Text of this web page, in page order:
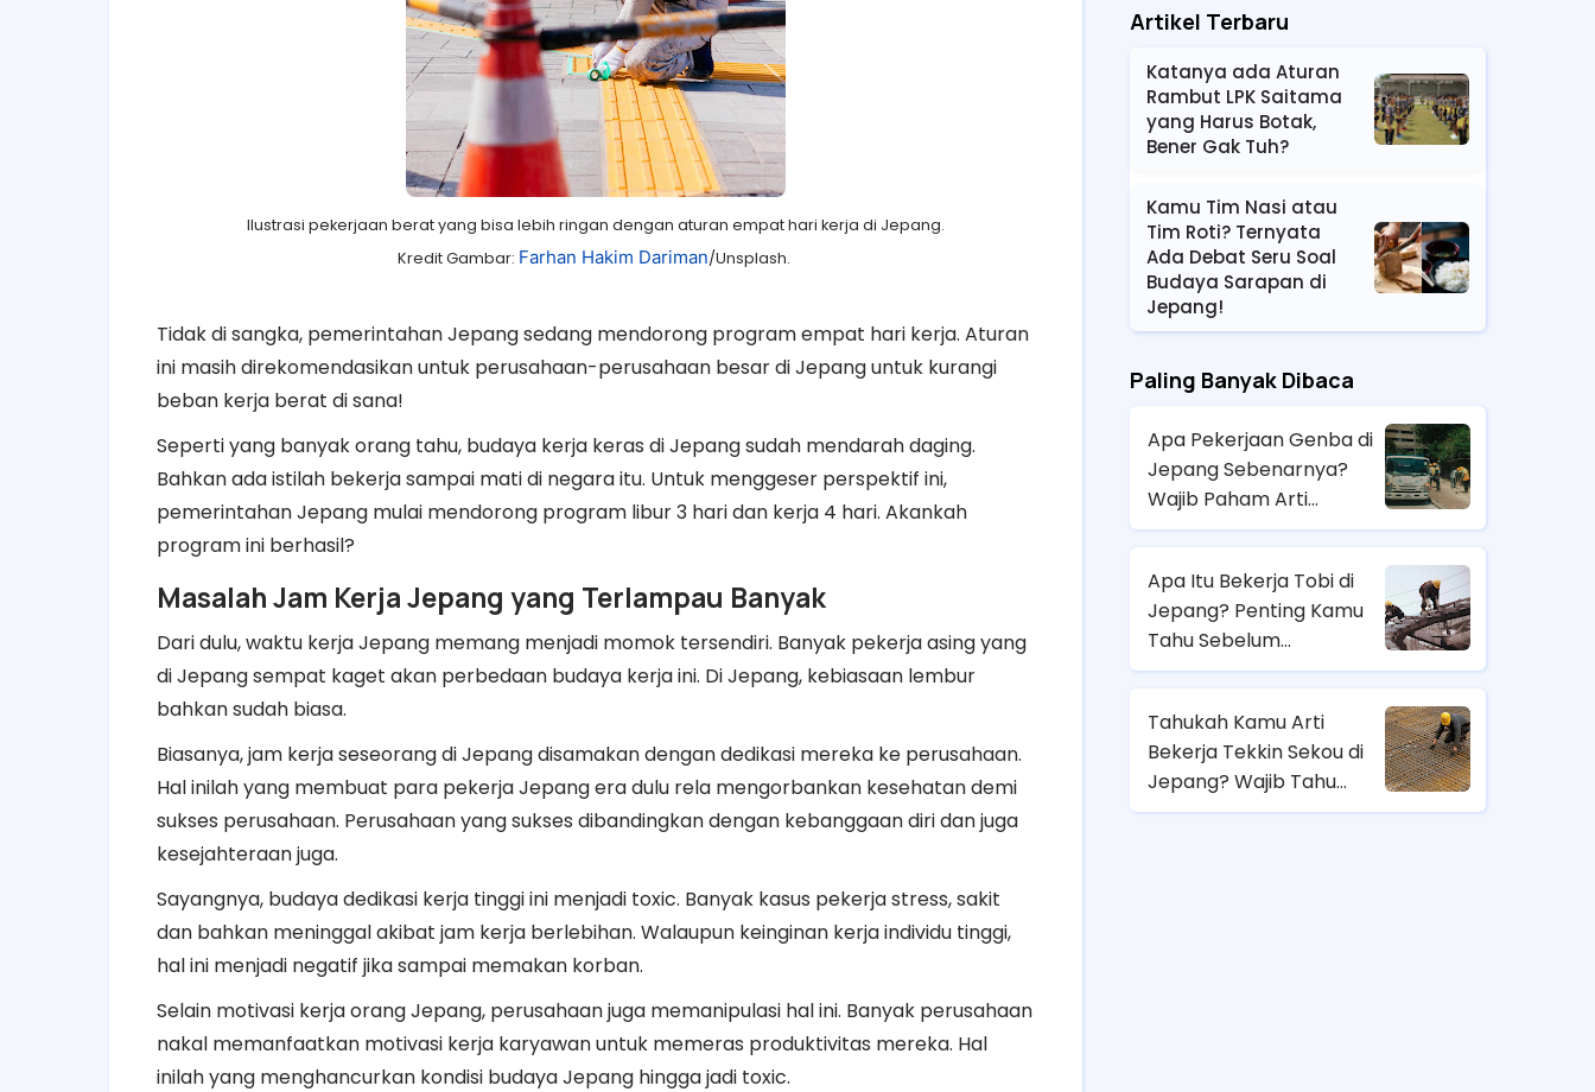
Ilustrasi pekerjaan berat yang bisa lebih ringan dengan aturan empat hari kerja di Jepang.
Kredit Gambar: Farhan Hakim Dariman/Unsplash.
Tidak di sangka, pemerintahan Jepang sedang mendorong program empat hari kerja. Aturan
ini masih direkomendasikan untuk perusahaan-perusahaan besar di Jepang untuk kurangi
beban kerja berat di sana!
Seperti yang banyak orang tahu, budaya kerja keras di Jepang sudah mendarah daging.
Bahkan ada istilah bekerja sampai mati di negara itu. Untuk menggeser perspektif ini,
pemerintahan Jepang mulai mendorong program libur 3 hari dan kerja 4 hari. Akankah
program ini berhasil?
Masalah Jam Kerja Jepang yang Terlampau Banyak
Dari dulu, waktu kerja Jepang memang menjadi momok tersendiri. Banyak pekerja asing yang
di Jepang sempat kaget akan perbedaan budaya kerja ini. Di Jepang, kebiasaan lembur
bahkan sudah biasa.
Biasanya, jam kerja seseorang di Jepang disamakan dengan dedikasi mereka ke perusahaan.
Hal inilah yang membuat para pekerja Jepang era dulu rela mengorbankan kesehatan demi
sukses perusahaan. Perusahaan yang sukses dibandingkan dengan kebanggaan diri dan juga
kesejahteraan juga.
Sayangnya, budaya dedikasi kerja tinggi ini menjadi toxic. Banyak kasus pekerja stress, sakit
dan bahkan meninggal akibat jam kerja berlebihan. Walaupun keinginan kerja individu tinggi,
hal ini menjadi negatif jika sampai memakan korban.
Selain motivasi kerja orang Jepang, perusahaan juga memanipulasi hal ini. Banyak perusahaan
nakal memanfaatkan motivasi kerja karyawan untuk memeras produktivitas mereka. Hal
inilah yang menghancurkan kondisi budaya Jepang hingga jadi toxic.
Artikel Terbaru
Katanya ada Aturan
Rambut LPK Saitama
yang Harus Botak,
Bener Gak Tuh?
Kamu Tim Nasi atau
Tim Roti? Ternyata
Ada Debat Seru Soal
Budaya Sarapan di
Jepang!
Paling Banyak Dibaca
Apa Pekerjaan Genba di
Jepang Sebenarnya?
Wajib Paham Arti
Pekerjaannya Sebelum
Apa Itu Bekerja Tobi di
Jepang? Penting Kamu
Tahu Sebelum
Berangkat Magang Kerja
Tahukah Kamu Arti
Bekerja Tekkin Sekou di
Jepang? Wajib Tahu
Sebelum Pilih Job